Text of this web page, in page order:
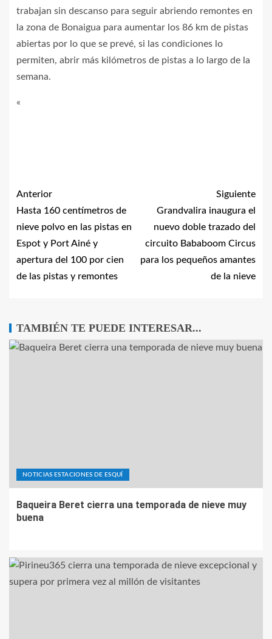
trabajan sin descanso para seguir abriendo remontes en
la zona de Bonaigua para aumentar los 86 km de pistas
abiertas por lo que se prevé, si las condiciones lo
permiten, abrir más kilómetros de pistas a lo largo de la
semana.
«
Anterior
Hasta 160 centímetros de
nieve polvo en las pistas en
Espot y Port Ainé y
apertura del 100 por cien
de las pistas y remontes
Siguiente
Grandvalira inaugura el
nuevo doble trazado del
circuito Bababoom Circus
para los pequeños amantes
de la nieve
TAMBIÉN TE PUEDE INTERESAR...
NOTICIAS ESTACIONES DE ESQUÍ
Baqueira Beret cierra una temporada de nieve muy
buena